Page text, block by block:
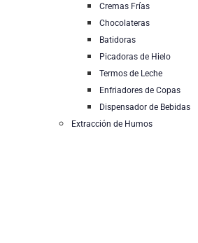
Cremas Frías
Chocolateras
Batidoras
Picadoras de Hielo
Termos de Leche
Enfriadores de Copas
Dispensador de Bebidas
Extracción de Humos